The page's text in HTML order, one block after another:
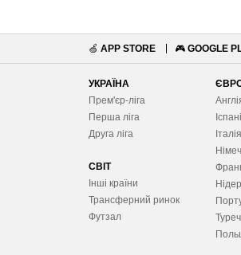
🍏 APP STORE 🎮 GOOGLE
УКРАЇНА
Прем'єр-ліга
Перша ліга
Друга ліга
СВІТ
Інші країни
Трансферний ринок
Футзал
Італія